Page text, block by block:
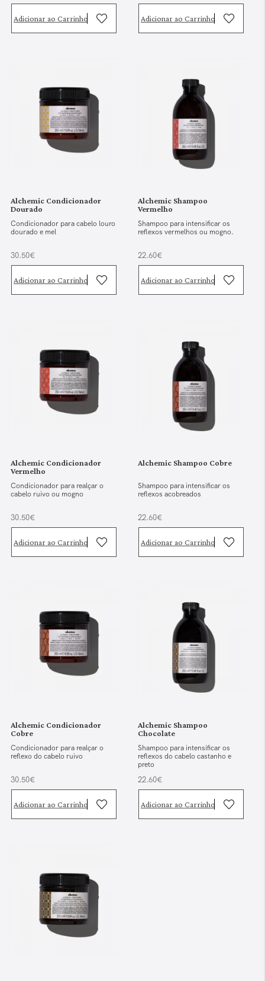
Adicionar ao Carrinho Adicionar ao Carrinho
Alchemic Condicionador
Dourado
Condicionador para cabelo louro
dourado e mel
30.50€
Adicionar ao Carrinho
Alchemic Shampoo
Vermelho
Shampoo para intensificar os
reflexos vermelhos ou mogno.
22.60€
Adicionar ao Carrinho
Alchemic Condicionador
Vermelho
Condicionador para realçar o
cabelo ruivo ou mogno
30.50€
Adicionar ao Carrinho
Alchemic Shampoo Cobre
Shampoo para intensificar os
reflexos acobreados
22.60€
Adicionar ao Carrinho
Alchemic Condicionador
Cobre
Condicionador para realçar o
reflexo do cabelo ruivo
30.50€
Adicionar ao Carrinho
Alchemic Shampoo
Chocolate
Shampoo para intensificar os
reflexos do cabelo castanho e
preto
22.60€
Adicionar ao Carrinho